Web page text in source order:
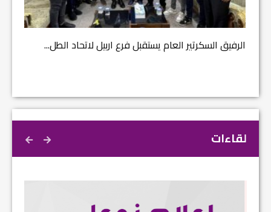
الرفيق السكرتير العام يستقبل فرع اربيل لاتحاد الطل...
لقاءات